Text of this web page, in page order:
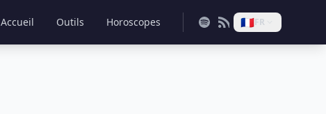
Accueil Outils Horoscopes 🇫🇷FR